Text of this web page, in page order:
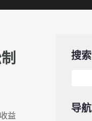
益
搜索
导航